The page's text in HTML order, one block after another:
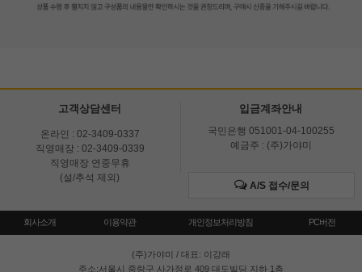
고객상담센터
온라인 : 02-3409-0337
직영매장 : 02-3409-0339
직영매장 연중무휴
(설/추석 제외)
입금계좌안내
국민은행 051001-04-100255
예금주 : (주)가야미
A/S 접수/문의
회사소개 이용약관 개인정보처리방침 PC버전
(주)가야미 / 대표: 이강래
주소:서울시 중랑구 사가정로 409 대도빌딩 지하 1층